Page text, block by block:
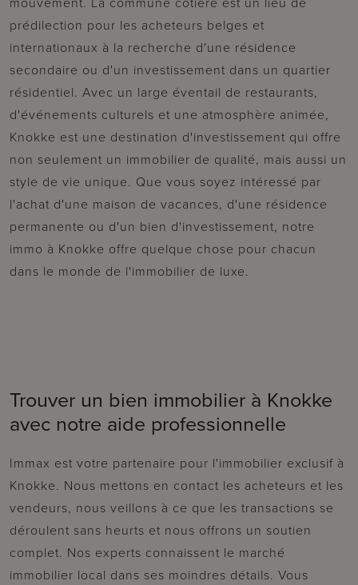
prédilection pour les acheteurs belges et
internationaux à la recherche d'une résidence
secondaire ou d'un investissement dans un quartier
résidentiel. Avec un large éventail de restaurants,
d'événements culturels et une atmosphère animée,
Knokke est une destination d'investissement qui offre
non seulement un immobilier de qualité, mais aussi un
style de vie unique. Que vous soyez intéressé par
l'achat d'une maison de vacances, d'une résidence
permanente ou d'un bien d'investissement, notre
immo à Knokke offre quelque chose pour chacun
dans le monde de l'immobilier de luxe.
Trouver un bien immobilier à Knokke
avec notre aide professionnelle
Immax est votre partenaire pour l'immobilier exclusif à
Knokke. Nous mettons en contact les acheteurs et les
vendeurs, nous veillons à ce que les transactions se
déroulent sans heurts et nous offrons un soutien
complet. Nos experts connaissent le marché
immobilier local dans ses moindres détails. Vous